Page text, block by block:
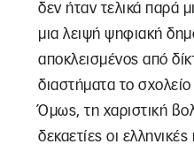
δεν ήταν τελικά παρά
μια λειψή ψηφιακή
αποκλεισμένος από
διαστήματα το σχολείο
Όμως, τη χαριστική
δεκαετίες οι